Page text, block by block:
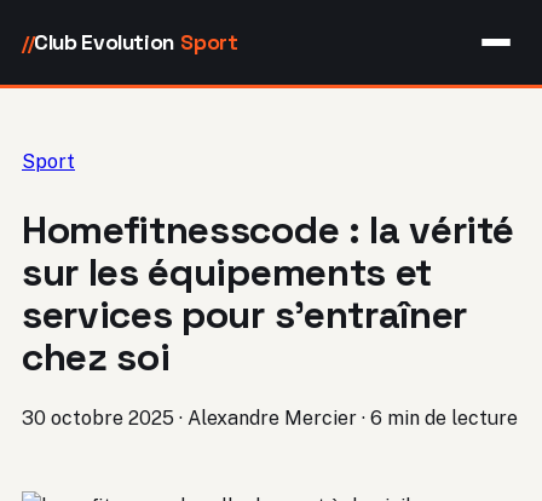
//Club Evolution Sport
Sport
Homefitnesscode : la vérité
sur les équipements et
services pour s’entraîner
chez soi
30 octobre 2025 · Alexandre Mercier · 6 min de lecture